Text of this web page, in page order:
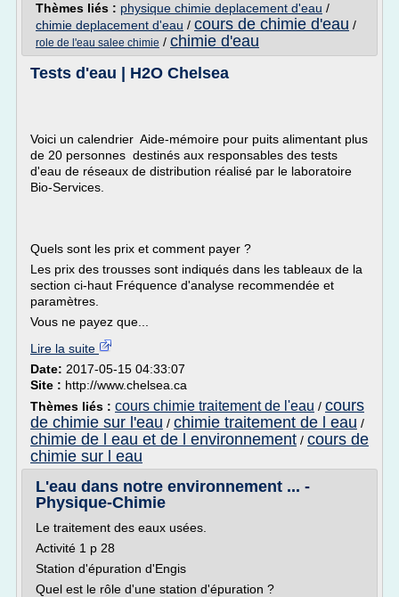
Thèmes liés : physique chimie deplacement d'eau /
chimie deplacement d'eau / cours de chimie d'eau /
role de l'eau salee chimie / chimie d'eau
Tests d'eau | H2O Chelsea
Voici un calendrier Aide-mémoire pour puits alimentant plus
de 20 personnes destinés aux responsables des tests
d'eau de réseaux de distribution réalisé par le laboratoire
Bio-Services.
Quels sont les prix et comment payer ?
Les prix des trousses sont indiqués dans les tableaux de la
section ci-haut Fréquence d'analyse recommendée et
paramètres.
Vous ne payez que...
Lire la suite
Date: 2017-05-15 04:33:07
Site : http://www.chelsea.ca
Thèmes liés : cours chimie traitement de l'eau / cours
de chimie sur l'eau / chimie traitement de l eau /
chimie de l eau et de l environnement / cours de
chimie sur l eau
L'eau dans notre environnement ... -
Physique-Chimie
Le traitement des eaux usées.
Activité 1 p 28
Station d'épuration d'Engis
Quel est le rôle d'une station d'épuration ?